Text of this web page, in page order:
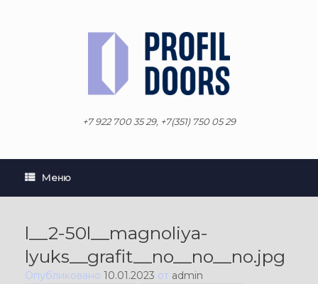
+7 922 700 35 29, +7(351) 750 05 29
Меню
l__2-50l__magnoliya-
lyuks__grafit__no__no__no.jpg
Опубликовано 10.01.2023 от admin